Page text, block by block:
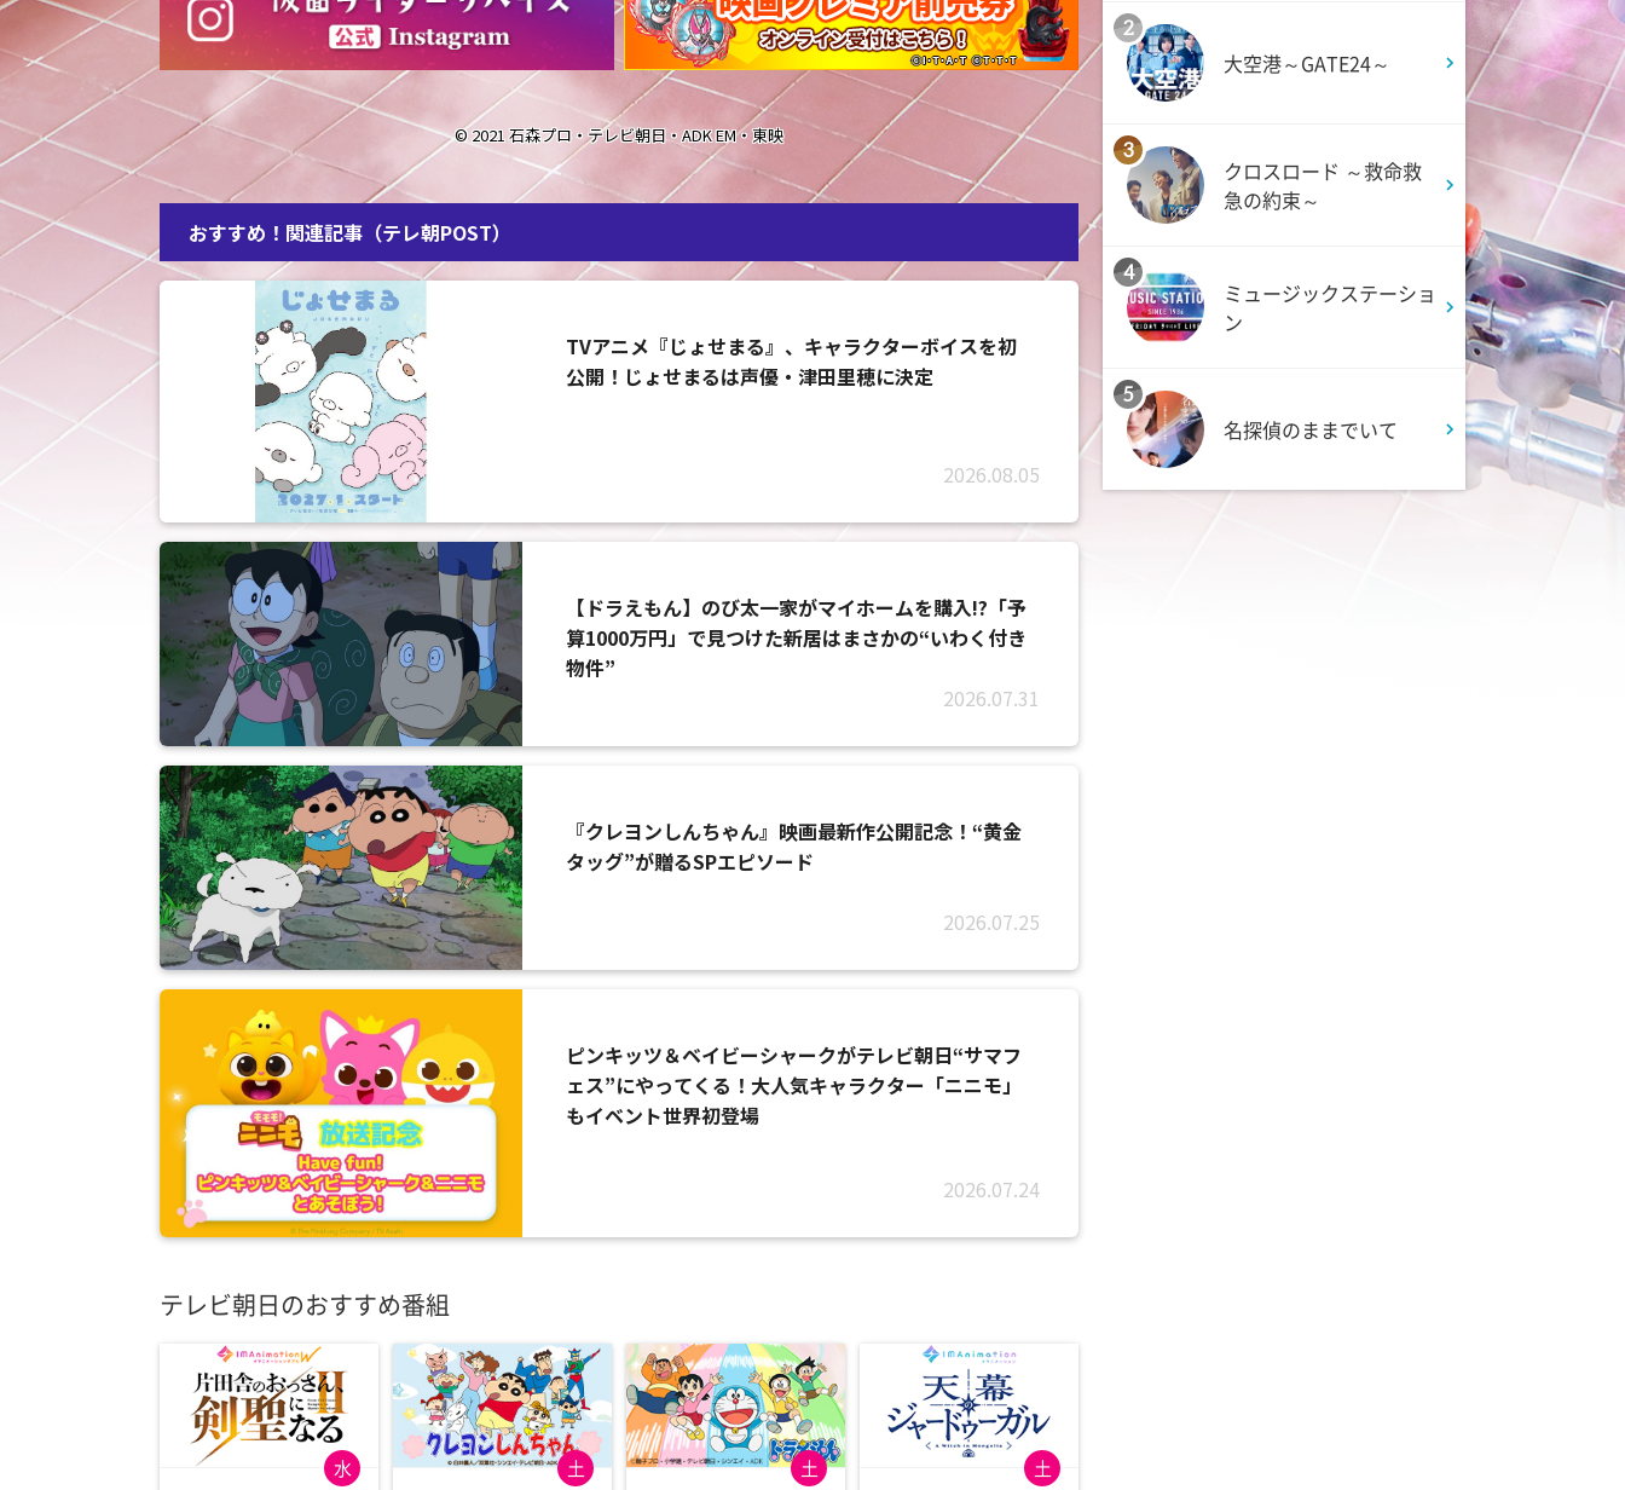
© 2021 石森プロ・テレビ朝日・ADK EM・東映
おすすめ！関連記事（テレ朝POST）
TVアニメ『じょせまる』、キャラクターボイスを初
公開！じょせまるは声優・津田里穂に決定
2026.08.05
【ドラえもん】のび太一家がマイホームを購入!?「予
算1000万円」で見つけた新居はまさかの“いわく付き
物件”
2026.07.31
『クレヨンしんちゃん』映画最新作公開記念！“黄金
タッグ”が贈るSPエピソード
2026.07.25
ピンキッツ＆ベイビーシャークがテレビ朝日“サマフ
ェス”にやってくる！大人気キャラクター「ニニモ」
もイベント世界初登場
2026.07.24
テレビ朝日のおすすめ番組
水 土 土 土
深夜 1:52
深夜 1:57
FRUITS ZIPPERのNEW
深夜 2:27
場】コロチキコント&オンリー
ワンミーツ完結編!!
深夜 2:52
2
大空港～GATE24～
3
クロスロード ～救命救
急の約束～
4
ミュージックステーショ
ン
5
名探偵のままでいて